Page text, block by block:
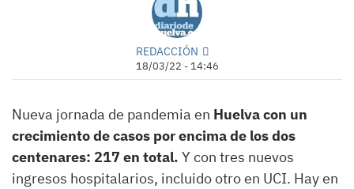
REDACCIÓN
18/03/22 - 14:46
Nueva jornada de pandemia en Huelva con un
crecimiento de casos por encima de los dos
centenares: 217 en total. Y con tres nuevos
ingresos hospitalarios, incluido otro en UCI. Hay en